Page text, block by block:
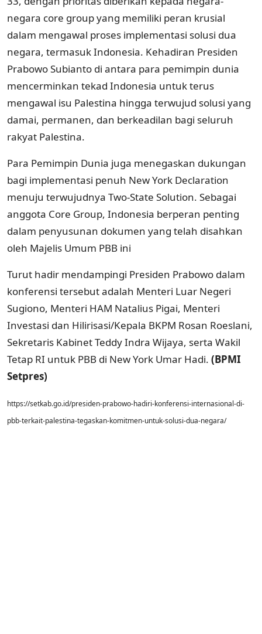
negara core group yang memiliki peran krusial
dalam mengawal proses implementasi solusi dua
negara, termasuk Indonesia. Kehadiran Presiden
Prabowo Subianto di antara para pemimpin dunia
mencerminkan tekad Indonesia untuk terus
mengawal isu Palestina hingga terwujud solusi yang
damai, permanen, dan berkeadilan bagi seluruh
rakyat Palestina.
Para Pemimpin Dunia juga menegaskan dukungan
bagi implementasi penuh New York Declaration
menuju terwujudnya Two-State Solution. Sebagai
anggota Core Group, Indonesia berperan penting
dalam penyusunan dokumen yang telah disahkan
oleh Majelis Umum PBB ini
Turut hadir mendampingi Presiden Prabowo dalam
konferensi tersebut adalah Menteri Luar Negeri
Sugiono, Menteri HAM Natalius Pigai, Menteri
Investasi dan Hilirisasi/Kepala BKPM Rosan Roeslani,
Sekretaris Kabinet Teddy Indra Wijaya, serta Wakil
Tetap RI untuk PBB di New York Umar Hadi. (BPMI
Setpres)
https://setkab.go.id/presiden-prabowo-hadiri-konferensi-internasional-di-
pbb-terkait-palestina-tegaskan-komitmen-untuk-solusi-dua-negara/